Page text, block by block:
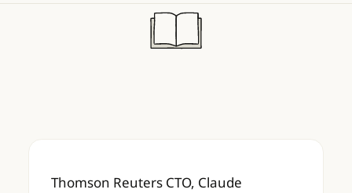
Thomson Reuters CTO, Claude Enterprise
Thomson Reuters CTO, Claude